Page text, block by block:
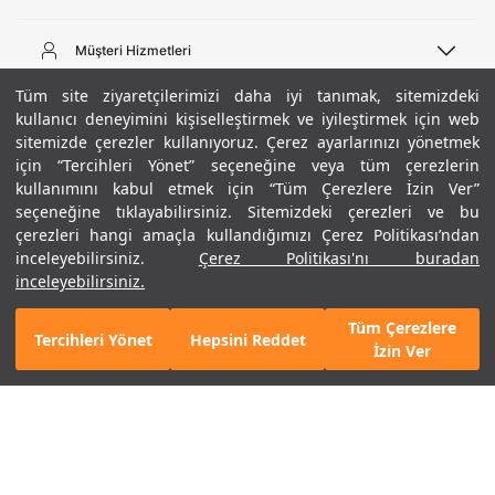
Tüm site ziyaretçilerimizi daha iyi tanımak, sitemizdeki
kullanıcı deneyimini kişiselleştirmek ve iyileştirmek için web
sitemizde çerezler kullanıyoruz. Çerez ayarlarınızı yönetmek
için “Tercihleri Yönet” seçeneğine veya tüm çerezlerin
kullanımını kabul etmek için “Tüm Çerezlere İzin Ver”
seçeneğine tıklayabilirsiniz. Sitemizdeki çerezleri ve bu
çerezleri hangi amaçla kullandığımızı Çerez Politikası’ndan
inceleyebilirsiniz.
Çerez Politikası'nı buradan
inceleyebilirsiniz.
Tercihleri Yönet Hepsini Reddet
Tüm Çerezlere
İzin Ver
+ 2 Renk
GELINCE HABER VER
444 02 00
Pazartesi - Cuma 09:00 - 18:00
E-posta
bilgi@underarmour.com
Müşteri Hizmetleri
Sipariş Sorgulama
Bize Ulaşın
Teslimat Bilgileri
İşlem Rehberi
İade ve Değişimler
Sıkça Sorulan Sorular
Beden Rehberi
Site Haritası
Hakkımızda
Ticari Bilgiler
Hükümler ve Koşullar
Gizlilik Politikası
Çerez Politikası
Kariyer
ETBİS
UA Sosyal Medya
Instagram
Facebook
Twitter
Popüler Kategoriler
Erkek Basketbol Ayakkabısı
Çocuk Basketbol Ayakkabısı
Erkek Eşofman
Kadın Tayt